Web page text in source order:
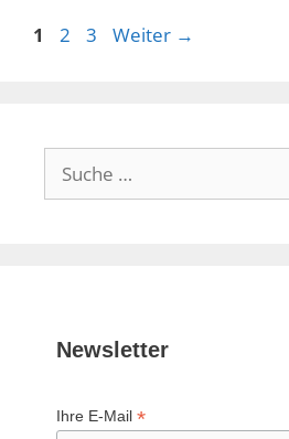
Seite
1 Seite
2 Seite
3 Weiter →
Suche
nach:
Newsletter
Ihre E-Mail*